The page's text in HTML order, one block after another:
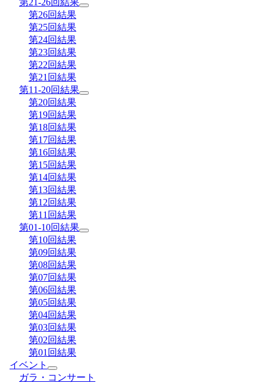
第21-26回結果
第26回結果
第25回結果
第24回結果
第23回結果
第22回結果
第21回結果
第11-20回結果
第20回結果
第19回結果
第18回結果
第17回結果
第16回結果
第15回結果
第14回結果
第13回結果
第12回結果
第11回結果
第01-10回結果
第10回結果
第09回結果
第08回結果
第07回結果
第06回結果
第05回結果
第04回結果
第03回結果
第02回結果
第01回結果
イベント
ガラ・コンサート